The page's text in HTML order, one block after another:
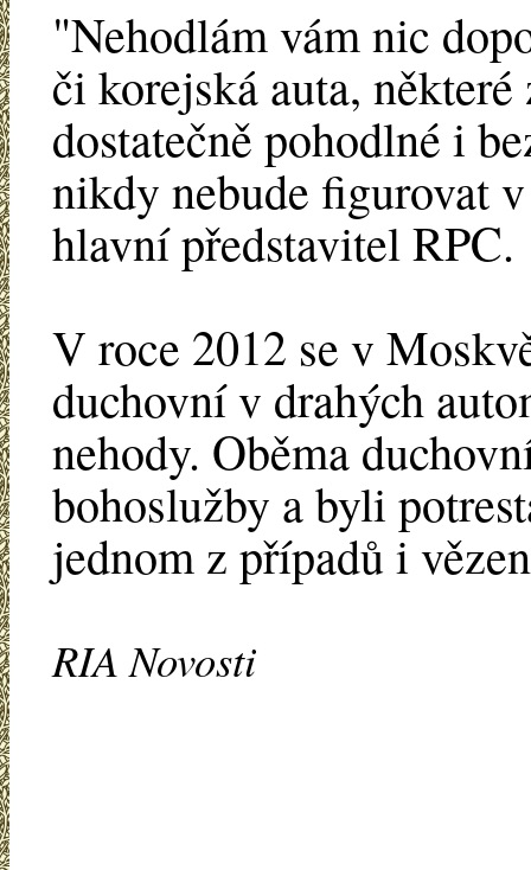
"Nehodlám vám nic
či korejská auta,
dostatečně pohodlné i
nikdy nebude figurovat
hlavní představitel RPC.
V roce 2012 se v
duchovní v drahých
nehody. Oběma
bohoslužby a byli
jednom z případů i
RIA Novosti